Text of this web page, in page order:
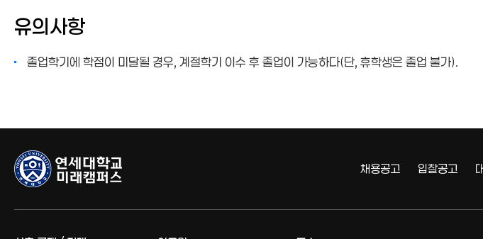
유의사항
졸업학기에 학점이 미달될 경우, 계절학기 이수 후 졸업이 가능하다(단, 휴학생은 졸업 불가).
채용공고 입찰공고